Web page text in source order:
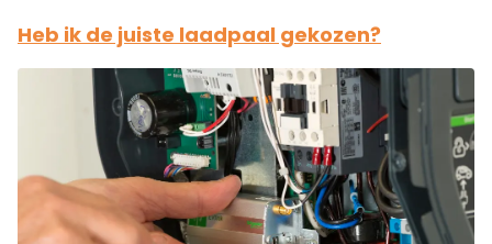
Heb ik de juiste laadpaal gekozen?